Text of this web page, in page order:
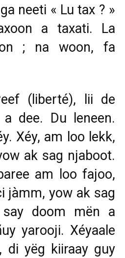
neeti « Lu tax ? »
a taxati. La
; na woon, fa
(liberté), lii de
dee. Du leneen.
Xéy, am loo lekk,
ak sag njaboot.
am loo fajoo,
jàmm, yow ak sag
say doom mën a
yarooji. Xéyaale
di yëg kiiraay guy